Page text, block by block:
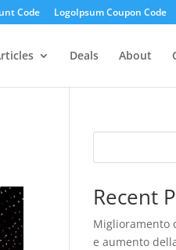
Code LogoIpsum Coupon Code
Deals About
Recent
Miglioramento
e aumento